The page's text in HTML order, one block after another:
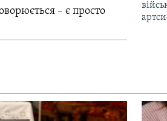
– є просто